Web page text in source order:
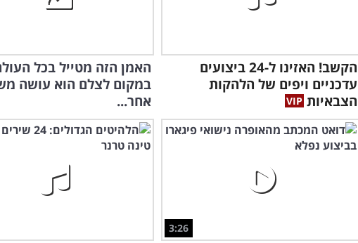
הקשב! האזינו ל-24 ביצועים
עדכניים ויפים של הלהקות
הצבאיות
האמן הזה מטייל בכל
במקום לצלם הוא עושה
אחר...
3:26